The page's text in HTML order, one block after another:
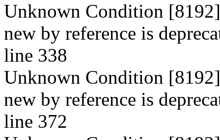
Unknown Condition
new by reference is
line 338
Unknown Condition
new by reference is
line 372